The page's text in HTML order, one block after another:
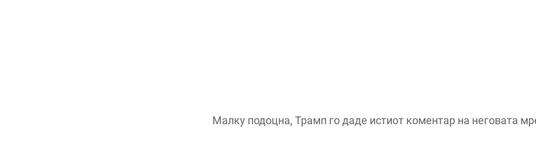
Малку подоцна, Трамп го даде истиот коментар на неговата